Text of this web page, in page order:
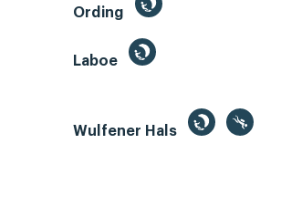
Ording
Laboe
Wulfener Hals